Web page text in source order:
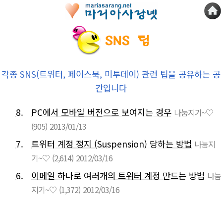
각종 SNS(트위터, 페이스북, 미투데이) 관련 팁을 공유하는 공
간입니다
8.
PC에서 모바일 버전으로 보여지는 경우 나눔지기~♡
(905) 2013/01/13
7. 트위터 계정 정지 (Suspension) 당하는 방법 나눔지
기~♡ (2,614) 2012/03/16
6. 이메일 하나로 여러개의 트위터 계정 만드는 방법 나눔
지기~♡ (1,372) 2012/03/16